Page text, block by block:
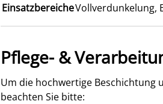
EinsatzbereicheVollverdunkelung,
Pflege- &
Um die hochwertige Beschichtung
beachten Sie bitte: